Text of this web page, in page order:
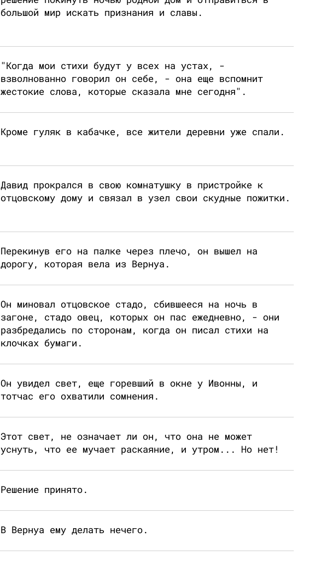
большой мир искать признания и славы.
"Когда мои стихи будут у всех на устах, -
взволнованно говорил он себе, - она еще вспомнит
жестокие слова, которые сказала мне сегодня".
Кроме гуляк в кабачке, все жители деревни уже спали.
Давид прокрался в свою комнатушку в пристройке к
отцовскому дому и связал в узел свои скудные пожитки.
Перекинув его на палке через плечо, он вышел на
дорогу, которая вела из Вернуа.
Он миновал отцовское стадо, сбившееся на ночь в
загоне, стадо овец, которых он пас ежедневно, - они
разбредались по сторонам, когда он писал стихи на
клочках бумаги.
Он увидел свет, еще горевший в окне у Ивонны, и
тотчас его охватили сомнения.
Этот свет, не означает ли он, что она не может
уснуть, что ее мучает раскаяние, и утром... Но нет!
Решение принято.
В Вернуа ему делать нечего.